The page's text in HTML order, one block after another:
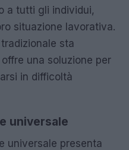
a tutti gli individui,
situazione lavorativa.
sta
una soluzione per
in difficoltà
universale
universale presenta